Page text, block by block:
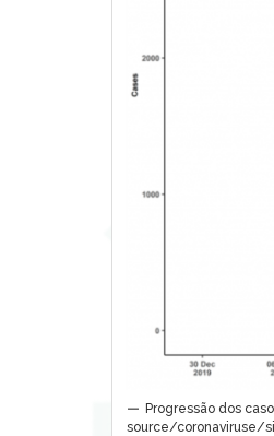
Progressão dos
source/coronaviruse/